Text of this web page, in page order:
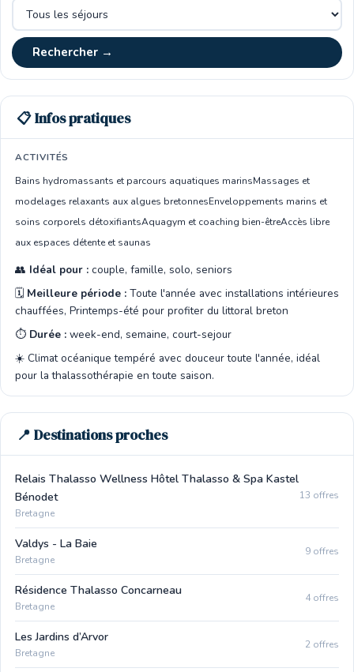
Rechercher →
📋 Infos pratiques
ACTIVITÉS
Bains hydromassants et parcours aquatiques marinsMassages et
modelages relaxants aux algues bretonnesEnveloppements marins et
soins corporels détoxifiantsAquagym et coaching bien-êtreAccès libre
aux espaces détente et saunas
👥 Idéal pour : couple, famille, solo, seniors
🗓️ Meilleure période : Toute l'année avec installations intérieures
chauffées, Printemps-été pour profiter du littoral breton
⏱️ Durée : week-end, semaine, court-sejour
☀️ Climat océanique tempéré avec douceur toute l'année, idéal
pour la thalassothérapie en toute saison.
📍 Destinations proches
Relais Thalasso Wellness Hôtel Thalasso & Spa Kastel
Bénodet
Bretagne
13 offres
Valdys - La Baie
Bretagne
9 offres
Résidence Thalasso Concarneau
Bretagne
4 offres
Les Jardins d’Arvor
Bretagne
2 offres